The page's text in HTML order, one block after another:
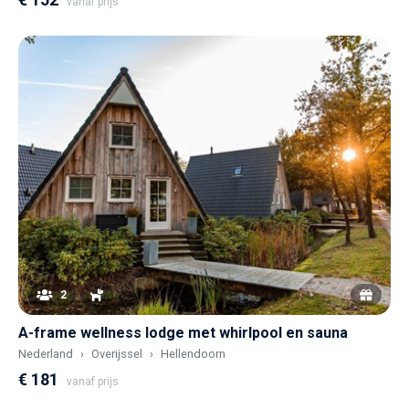
2
A-frame wellness lodge met whirlpool en sauna
Nederland Overijssel Hellendoorn
€ 181 vanaf prijs